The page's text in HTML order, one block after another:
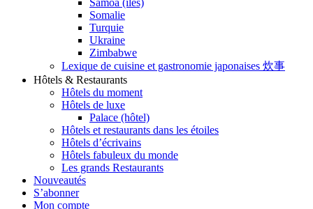
Samoa (îles)
Somalie
Turquie
Ukraine
Zimbabwe
Lexique de cuisine et gastronomie japonaises 炊事
Hôtels & Restaurants
Hôtels du moment
Hôtels de luxe
Palace (hôtel)
Hôtels et restaurants dans les étoiles
Hôtels d’écrivains
Hôtels fabuleux du monde
Les grands Restaurants
Nouveautés
S’abonner
Mon compte